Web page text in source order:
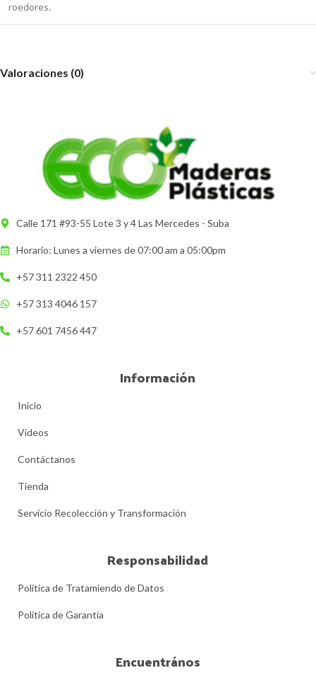
roedores.
Valoraciones (0)
Calle 171 #93-55 Lote 3 y 4 Las Mercedes - Suba
Horario: Lunes a viernes de 07:00 am a 05:00pm
+57 311 2322 450
+57 313 4046 157
+57 601 7456 447
Información
Inicio
Videos
Contáctanos
Tienda
Servicio Recolección y Transformación
Responsabilidad
Política de Tratamiendo de Datos
Política de Garantía
Encuentrános